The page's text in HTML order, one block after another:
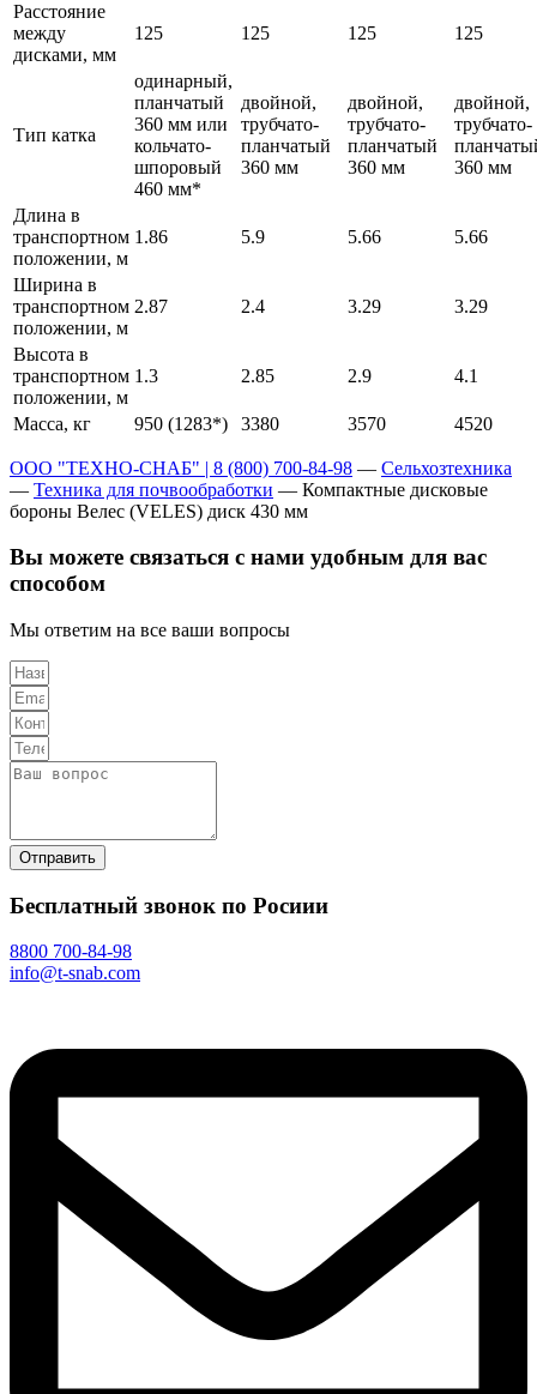
Расстояние
между
дисками, мм
125 125 125 125
Тип катка
одинарный,
планчатый
360 мм или
кольчато-
шпоровый
460 мм*
двойной,
трубчато-
планчатый
360 мм
двойной,
трубчато-
планчатый
360 мм
двойной,
трубчато-
360 мм
Длина в
транспортном
положении, м
1.86 5.9 5.66 5.66
Ширина в
транспортном
положении, м
2.87 2.4 3.29 3.29
Высота в
транспортном
положении, м
1.3 2.85 2.9 4.1
Масса, кг 950 (1283*) 3380 3570 4520
ООО "ТЕХНО-СНАБ" | 8 (800) 700-84-98 — Сельхозтехника
— Техника для почвообработки — Компактные дисковые
бороны Велес (VELES) диск 430 мм
Вы можете связаться с нами удобным для вас
способом
Мы ответим на все ваши вопросы
Отправить
Бесплатный звонок по Росиии
8800 700-84-98
info@t-snab.com